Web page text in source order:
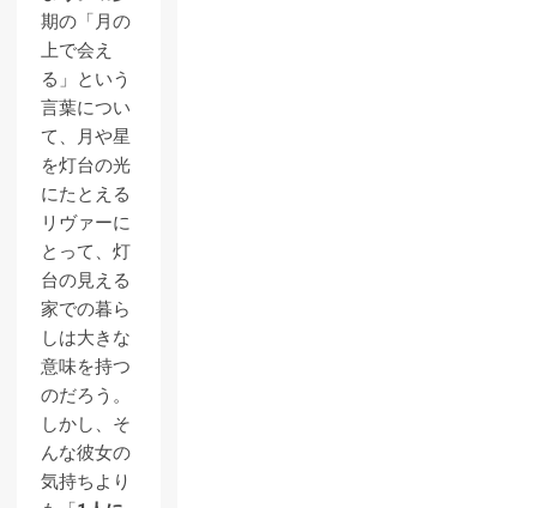
期の「月の
上で会え
る」という
言葉につい
て、月や星
を灯台の光
にたとえる
リヴァーに
とって、灯
台の見える
家での暮ら
しは大きな
意味を持つ
のだろう。
しかし、そ
んな彼女の
気持ちより